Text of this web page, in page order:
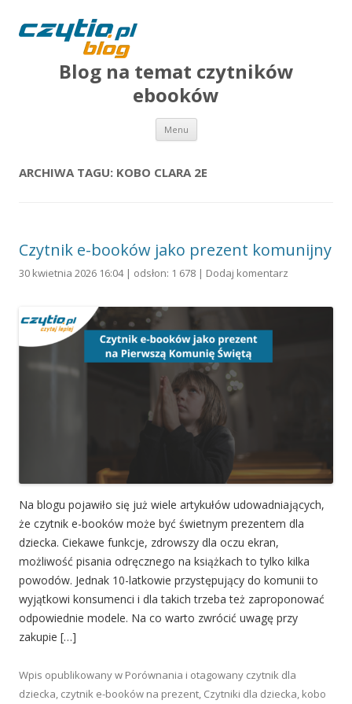
Blog na temat czytników
ebooków
Menu Przejdź do treści
ARCHIWA TAGU: KOBO CLARA 2E
Czytnik e-booków jako prezent komunijny
30 kwietnia 2026 16:04 | odsłon: 1 678 | Dodaj komentarz
Na blogu pojawiło się już wiele artykułów udowadniających,
że czytnik e-booków może być świetnym prezentem dla
dziecka. Ciekawe funkcje, zdrowszy dla oczu ekran,
możliwość pisania odręcznego na książkach to tylko kilka
powodów. Jednak 10-latkowie przystępujący do komunii to
wyjątkowi konsumenci i dla takich trzeba też zaproponować
odpowiednie modele. Na co warto zwrócić uwagę przy
zakupie […]
Wpis opublikowany w Porównania i otagowany czytnik dla
dziecka, czytnik e-booków na prezent, Czytniki dla dziecka, kobo